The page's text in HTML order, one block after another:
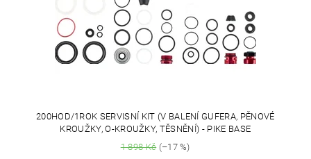
200HOD/1ROK SERVISNÍ KIT (V BALENÍ GUFERA, PĚNOVÉ
KROUŽKY, O-KROUŽKY, TĚSNĚNÍ) - PIKE BASE
1 898 Kč(–17 %)